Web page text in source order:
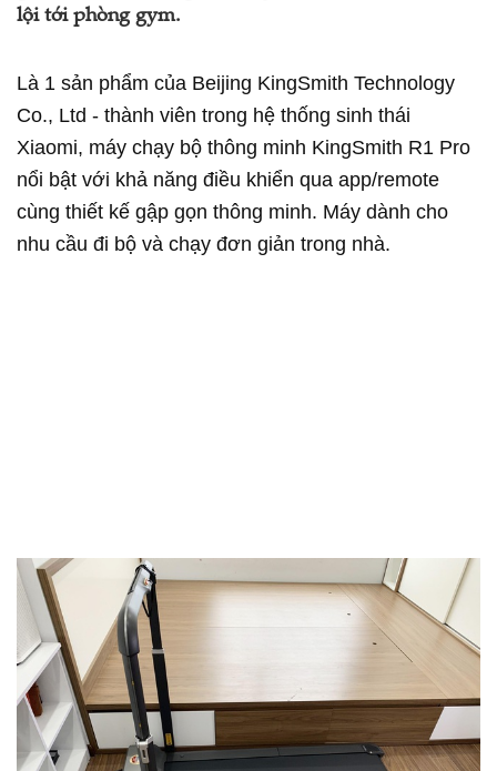
lội tới phòng gym.
Là 1 sản phẩm của Beijing KingSmith Technology
Co., Ltd - thành viên trong hệ thống sinh thái
Xiaomi, máy chạy bộ thông minh KingSmith R1 Pro
nổi bật với khả năng điều khiển qua app/remote
cùng thiết kế gập gọn thông minh. Máy dành cho
nhu cầu đi bộ và chạy đơn giản trong nhà.